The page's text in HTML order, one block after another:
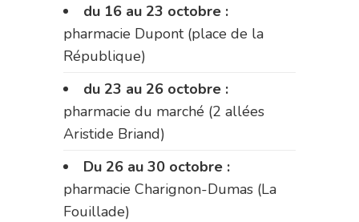
du 16 au 23 octobre :
pharmacie Dupont (place de la
République)
du 23 au 26 octobre :
pharmacie du marché (2 allées
Aristide Briand)
Du 26 au 30 octobre :
pharmacie Charignon-Dumas (La
Fouillade)